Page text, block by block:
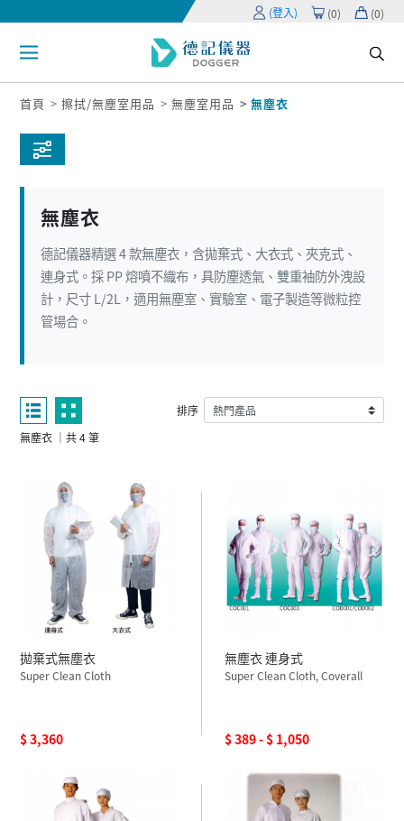
(登入) (0) (0)
首頁 擦拭/無塵室用品 無塵室用品 無塵衣
無塵衣
德記儀器精選 4 款無塵衣，含拋棄式、大衣式、夾克式、
連身式。採 PP 熔噴不織布，具防塵透氣、雙重袖防外洩設
計，尺寸 L/2L，適用無塵室、實驗室、電子製造等微粒控
管場合。
無塵衣 ｜共 4 筆
排序
拋棄式無塵衣
Super Clean Cloth
$ 3,360
無塵衣 連身式
Super Clean Cloth, Coverall
$ 389 - $ 1,050